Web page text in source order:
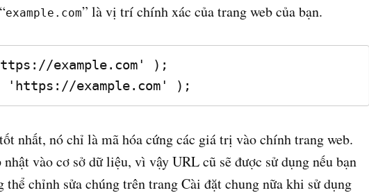
example.com” là vị trí chính xác của trang web của bạn.
example.com' );
'https://example.com' );
nhất, nó chỉ là mã hóa cứng các giá trị vào chính trang web.
vào cơ sở dữ liệu, vì vậy URL cũ sẽ được sử dụng nếu bạn
thể chỉnh sửa chúng trên trang Cài đặt chung nữa khi sử dụng